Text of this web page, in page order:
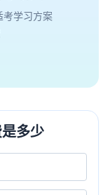
考学习方案
多少